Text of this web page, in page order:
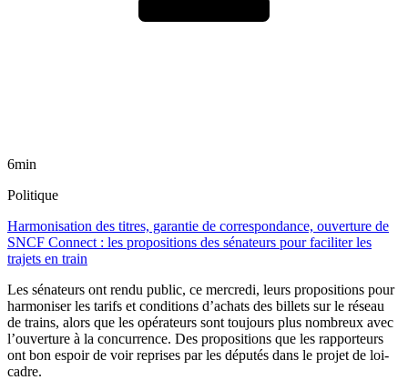
6min
Politique
Harmonisation des titres, garantie de correspondance, ouverture de
SNCF Connect : les propositions des sénateurs pour faciliter les
trajets en train
Les sénateurs ont rendu public, ce mercredi, leurs propositions pour
harmoniser les tarifs et conditions d’achats des billets sur le réseau
de trains, alors que les opérateurs sont toujours plus nombreux avec
l’ouverture à la concurrence. Des propositions que les rapporteurs
ont bon espoir de voir reprises par les députés dans le projet de loi-
cadre.